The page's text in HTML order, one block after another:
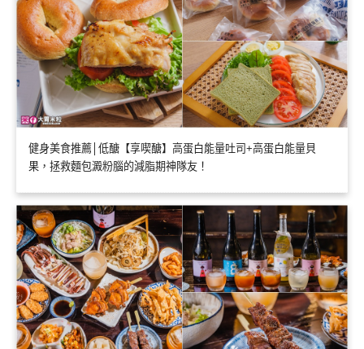
健身美食推薦│低醣【享喫醣】高蛋白能量吐司+高蛋白能量貝
果，拯救麵包澱粉腦的減脂期神隊友！